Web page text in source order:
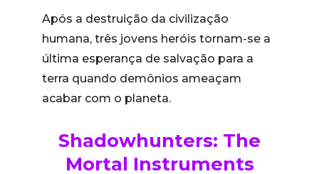
Após a destruição da civilização
humana, três jovens heróis tornam-se a
última esperança de salvação para a
terra quando demônios ameaçam
acabar com o planeta.
Shadowhunters: The
Mortal Instruments